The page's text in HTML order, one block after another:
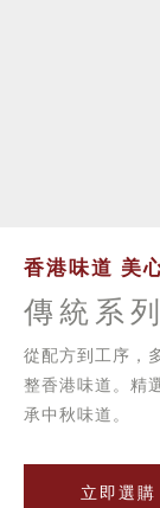
香港味道 美
傳統系
從配方到工序，
整香港味道。精
承中秋味道。
立即選購